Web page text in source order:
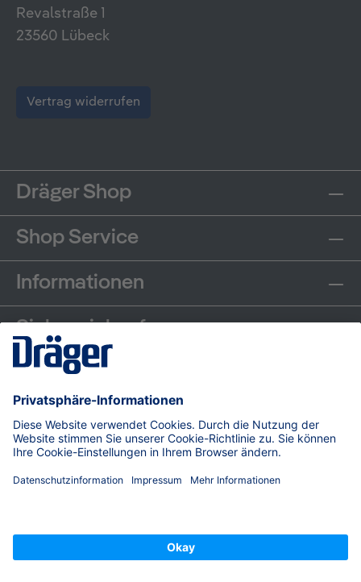
Revalstraße 1
23560 Lübeck
Vertrag widerrufen
Dräger Shop
Shop Service
Informationen
Sicher einkaufen
Communities
Zahlungsarten
Versand